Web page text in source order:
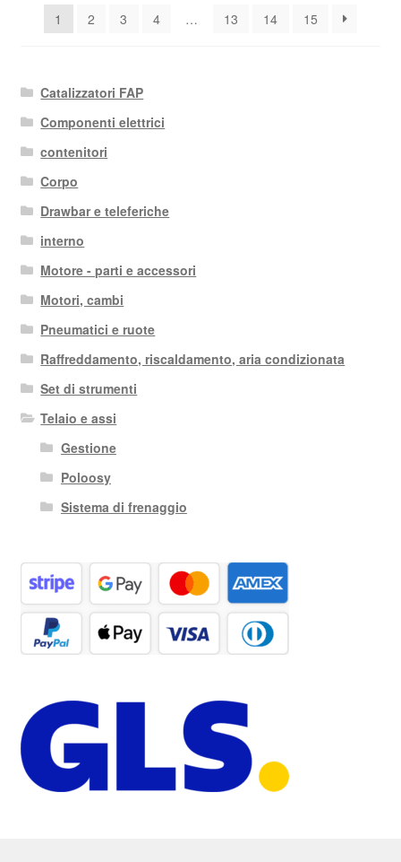
al
1 2 3 4 … 13 14 15
Catalizzatori FAP
Componenti elettrici
contenitori
Corpo
Drawbar e teleferiche
interno
Motore - parti e accessori
Motori, cambi
Pneumatici e ruote
Raffreddamento, riscaldamento, aria condizionata
Set di strumenti
Telaio e assi
Gestione
Poloosy
Sistema di frenaggio